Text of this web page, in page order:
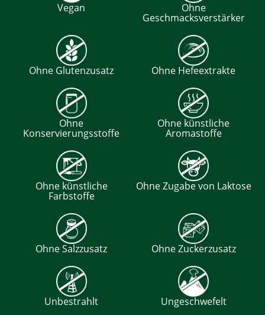
Vegan Ohne
Geschmacksverstärker
Ohne Glutenzusatz Ohne Hefeextrakte
Ohne
Konservierungsstoffe
Ohne künstliche
Aromastoffe
Ohne künstliche
Farbstoffe
Ohne Zugabe von Laktose
Ohne Salzzusatz Ohne Zuckerzusatz
Unbestrahlt Ungeschwefelt